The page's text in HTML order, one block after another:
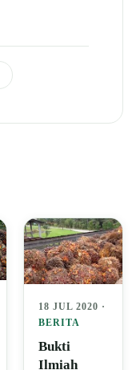
18 JUL 2020 ·
BERITA
Bukti
Ilmiah